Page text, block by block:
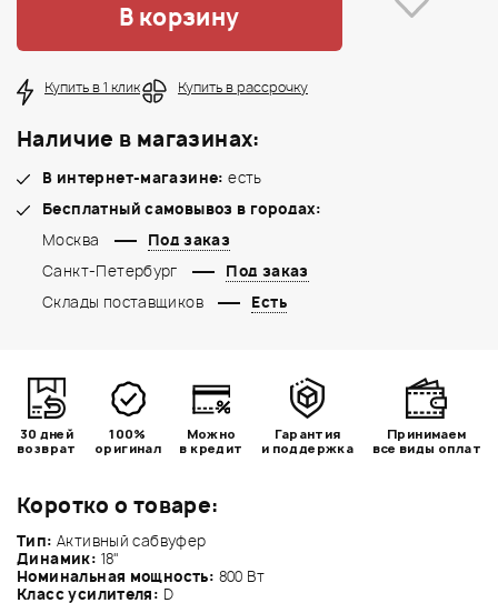
Коротко о товаре:
Тип: Активный сабвуфер
Динамик: 18"
Номинальная мощность: 800 Вт
Класс усилителя: D
В корзину
Купить в 1 клик Купить в рассрочку
Наличие в магазинах:
В интернет-магазине: есть
Бесплатный самовывоз в городах:
Москва
Под заказ
Санкт-Петербург
Под заказ
Склады поставщиков
Есть
30 дней
возврат
100%
оригинал
Можно
в кредит
Гарантия
и поддержка
Принимаем
все виды оплат